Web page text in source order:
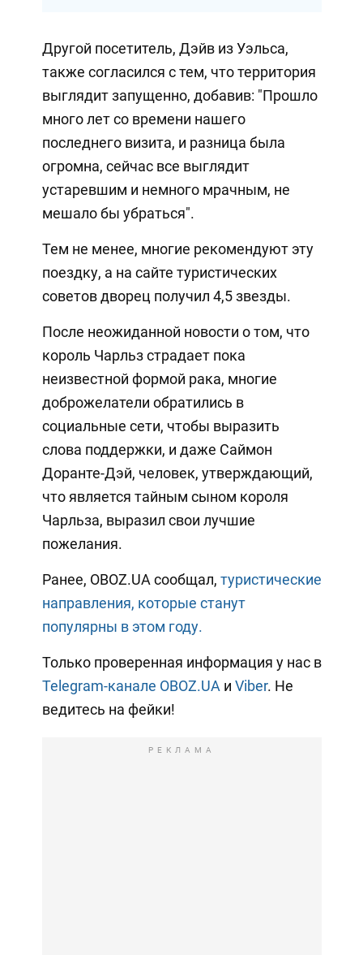
Другой посетитель, Дэйв из Уэльса,
также согласился с тем, что территория
выглядит запущенно, добавив: "Прошло
много лет со времени нашего
последнего визита, и разница была
огромна, сейчас все выглядит
устаревшим и немного мрачным, не
мешало бы убраться".
Тем не менее, многие рекомендуют эту
поездку, а на сайте туристических
советов дворец получил 4,5 звезды.
После неожиданной новости о том, что
король Чарльз страдает пока
неизвестной формой рака, многие
доброжелатели обратились в
социальные сети, чтобы выразить
слова поддержки, и даже Саймон
Доранте-Дэй, человек, утверждающий,
что является тайным сыном короля
Чарльза, выразил свои лучшие
пожелания.
Ранее, OBOZ.UA сообщал, туристические
направления, которые станут
популярны в этом году.
Только проверенная информация у нас в
Telegram-канале OBOZ.UA и Viber. Не
ведитесь на фейки!
РЕКЛАМА